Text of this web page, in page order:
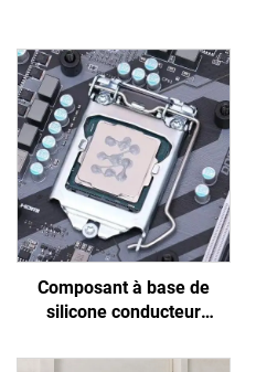
Composant à base de
silicone conducteur
pièces électroniques C-